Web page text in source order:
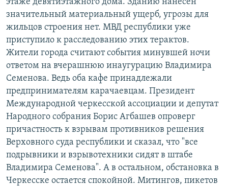
значительный материальный ущерб, угрозы для
жильцов строения нет. МВД республики уже
приступило к расследованию этих терактов.
Жители города считают события минувшей ночи
ответом на вчерашнюю инаугурацию Владимира
Семенова. Ведь оба кафе принадлежали
предпринимателям карачаевцам. Президент
Международной черкесской ассоциации и депутат
Народного собрания Борис Агбашев опроверг
причастность к взрывам противников решения
Верховного суда республики и сказал, что "все
подрывники и взрывотехники сидят в штабе
Владимира Семенова". А в остальном, обстановка в
Черкесске остается спокойной. Митингов, пикетов